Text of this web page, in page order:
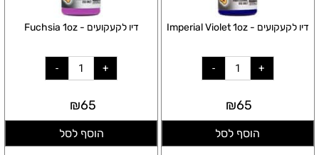
דיו לקעקועים - Imperial Violet 1oz
₪65
הוסף לסל
דיו לקעקועים - Fuchsia 1oz
₪65
הוסף לסל